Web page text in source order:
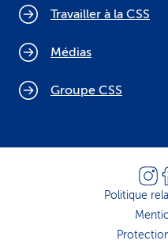
Travailler à la CSS
Médias
Groupe CSS
Politique